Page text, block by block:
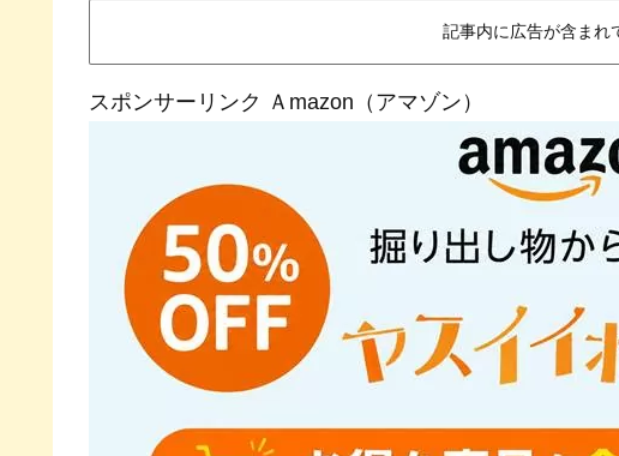
記事内に広告が含まれ
スポンサーリンク Ａmazon（アマゾン）